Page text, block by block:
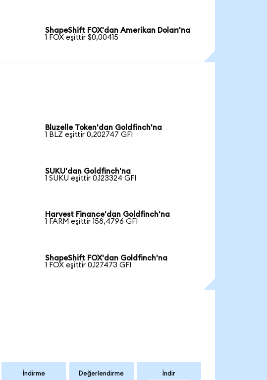
ShapeShift FOX'dan Amerikan Doları'na
1 FOX eşittir $0,00415
Bluzelle Token'dan Goldfinch'na
1 BLZ eşittir 0,202747 GFI
SUKU'dan Goldfinch'na
1 SUKU eşittir 0,123324 GFI
Harvest Finance'dan Goldfinch'na
1 FARM eşittir 158,4796 GFI
ShapeShift FOX'dan Goldfinch'na
1 FOX eşittir 0,127473 GFI
İndirme Değerlendirme İndir